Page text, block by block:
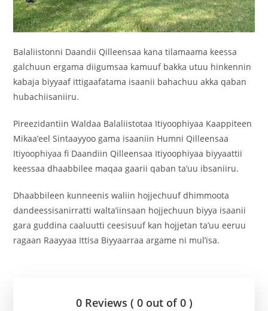
Balaliistonni Daandii Qilleensaa kana tilamaama keessa
galchuun ergama diigumsaa kamuuf bakka utuu hinkennin
kabaja biyyaaf ittigaafatama isaanii bahachuu akka qaban
hubachiisaniiru.
Pireezidantiin Waldaa Balaliistotaa Itiyoophiyaa Kaappiteen
Mikaa’eel Sintaayyoo gama isaaniin Humni Qilleensaa
Itiyoophiyaa fi Daandiin Qilleensaa Itiyoophiyaa biyyaattii
keessaa dhaabbilee maqaa gaarii qaban ta’uu ibsaniiru.
Dhaabbileen kunneenis waliin hojjechuuf dhimmoota
dandeessisanirratti walta’iinsaan hojjechuun biyya isaanii
gara guddina caaluutti ceesisuuf kan hojjetan ta’uu eeruu
ragaan Raayyaa Ittisa Biyyaarraa argame ni mul’isa.
0 Reviews ( 0 out of 0 )